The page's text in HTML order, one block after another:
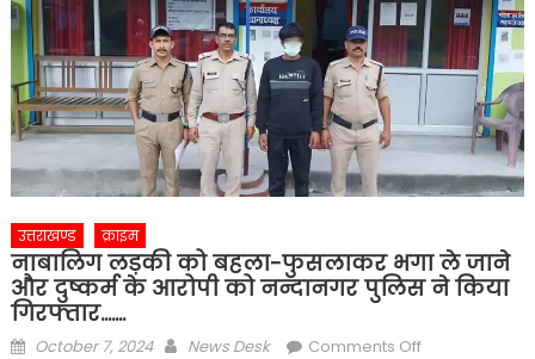
उत्तराखण्ड क्राइम
नाबालिग लड़की को बहला-फुसलाकर भगा ले जाने
और दुष्कर्म के आरोपी को नन्दानगर पुलिस ने किया
गिरफ्तार…….
Posted
October 7, 2024 Author
News Desk Comments Offon